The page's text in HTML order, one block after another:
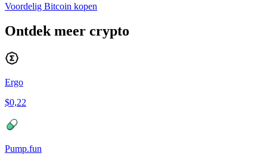
Voordelig Bitcoin kopen
Ontdek meer crypto
Ergo
$0,22
Pump.fun